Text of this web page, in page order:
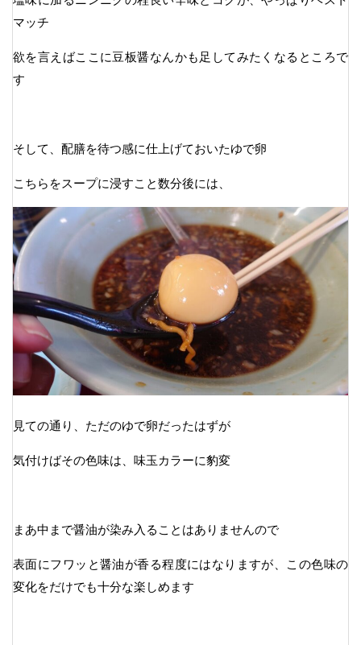
マッチ
欲を言えばここに豆板醤なんかも足してみたくなるところで
す
そして、配膳を待つ感に仕上げておいたゆで卵
こちらをスープに浸すこと数分後には、
見ての通り、ただのゆで卵だったはずが
気付けばその色味は、味玉カラーに豹変
まあ中まで醤油が染み入ることはありませんので
表面にフワッと醤油が香る程度にはなりますが、この色味の
変化をだけでも十分な楽しめます